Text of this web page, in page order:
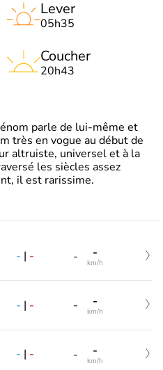
Lever
05h35
Coucher
20h43
parle de lui-même et
très en vogue au début de
altruiste, universel et à la
les siècles assez
il est rarissime.
- | - - -
km/h
- | - - -
km/h
- | - - -
km/h